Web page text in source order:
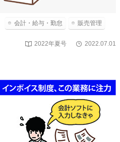
会計・給与・勤怠 販売管理
2022年夏号 2022.07.01